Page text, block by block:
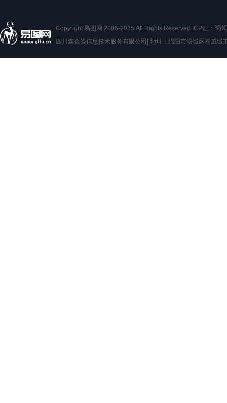
Copyright 易图网 2006-2025 All Rights Reserved ICP证： 蜀
四川鑫众焱信息技术服务有限公司| 地址：绵阳市涪城区瀚威城